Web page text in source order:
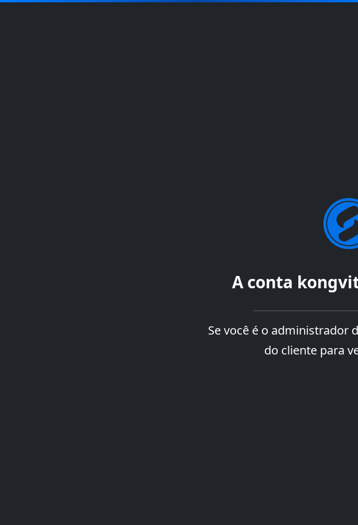
A conta
Se você é o administrador
do cliente para